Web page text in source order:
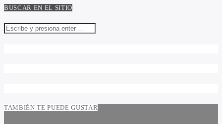
BUSCAR EN EL SITIO
TAMBIÉN TE PUEDE GUSTAR